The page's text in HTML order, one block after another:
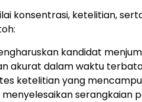
konsentrasi, ketelitian,
kandidat
akurat dalam waktu
tes ketelitian yang
serangkaian